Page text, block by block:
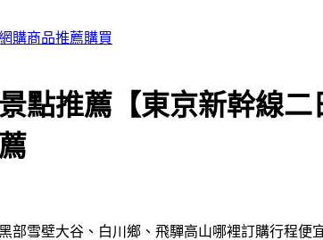
購商品推薦購買
點推薦【東京新幹線
部雪壁大谷、白川鄉、飛驒高山哪裡訂購行程便